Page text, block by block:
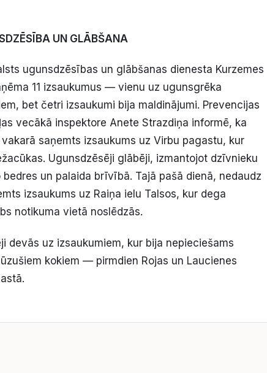
UN GLĀBŠANA
ugunsdzēsības un glābšanas dienesta Kurzemes
11 izsaukumus — vienu uz ugunsgrēka
bet četri izsaukumi bija maldinājumi. Prevencijas
vecākā inspektore Anete Strazdiņa informē, ka
saņemts izsaukums uz Virbu pagastu, kur
Ugunsdzēsēji glābēji, izmantojot dzīvnieku
un palaida brīvībā. Tajā pašā dienā, nedaudz
izsaukums uz Raiņa ielu Talsos, kur dega
notikuma vietā noslēdzās.
devās uz izsaukumiem, kur bija nepieciešams
kokiem — pirmdien Rojas un Laucienes